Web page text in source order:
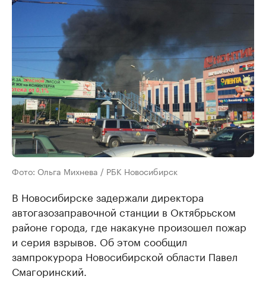
Фото: Ольга Михнева / РБК Новосибирск
В Новосибирске задержали директора
автогазозаправочной станции в Октябрьском
районе города, где накакуне произошел пожар
и серия взрывов. Об этом сообщил
зампрокурора Новосибирской области Павел
Смагоринский.